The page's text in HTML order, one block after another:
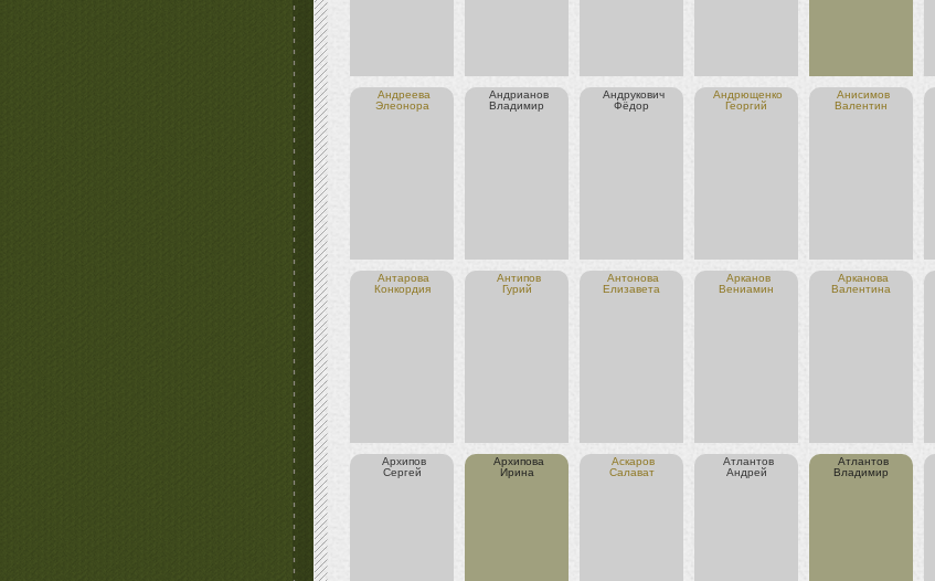
Андреева
Элеонора
Андрианов
Владимир
Андрукович
Фёдор
Андрющенко
Георгий
Анисимов
Валентин
Антарова
Конкордия
Антипов
Гурий
Антонова
Елизавета
Арканов
Вениамин
Арканова
Валентина
Архипов
Сергей
Архипова
Ирина
Аскаров
Салават
Атлантов
Андрей
Атлантов
Владимир